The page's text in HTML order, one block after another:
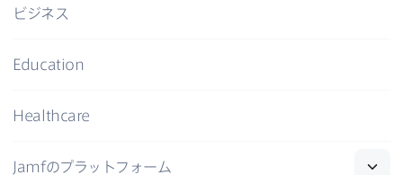
ビジネス
Education
Healthcare
Jamfの​プラットフォーム